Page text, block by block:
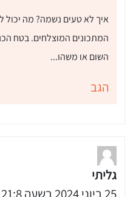
איך לא טעים נשמה? מה
המתכונים המוצלחים. בטח
השום או משהו...
הגב
גליתי
25 ביוני 2024 בשעה 21:8